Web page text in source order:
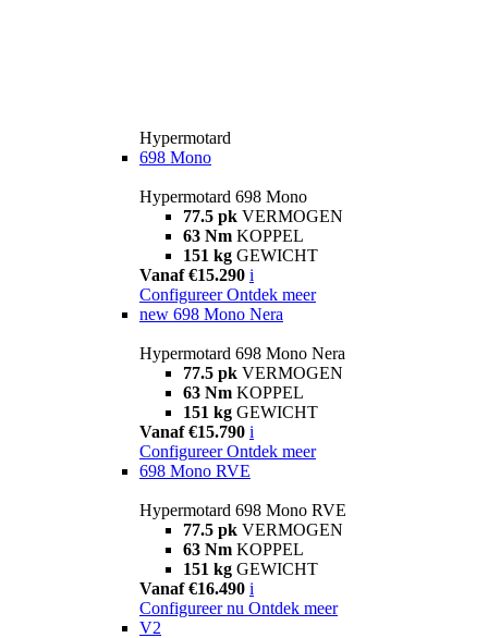
Hypermotard
698 Mono
Hypermotard 698 Mono
77.5 pk VERMOGEN
63 Nm KOPPEL
151 kg GEWICHT
Vanaf €15.290 i
Configureer Ontdek meer
new 698 Mono Nera
Hypermotard 698 Mono Nera
77.5 pk VERMOGEN
63 Nm KOPPEL
151 kg GEWICHT
Vanaf €15.790 i
Configureer Ontdek meer
698 Mono RVE
Hypermotard 698 Mono RVE
77.5 pk VERMOGEN
63 Nm KOPPEL
151 kg GEWICHT
Vanaf €16.490 i
Configureer nu Ontdek meer
V2